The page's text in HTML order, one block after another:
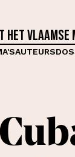
het
AUTEURS